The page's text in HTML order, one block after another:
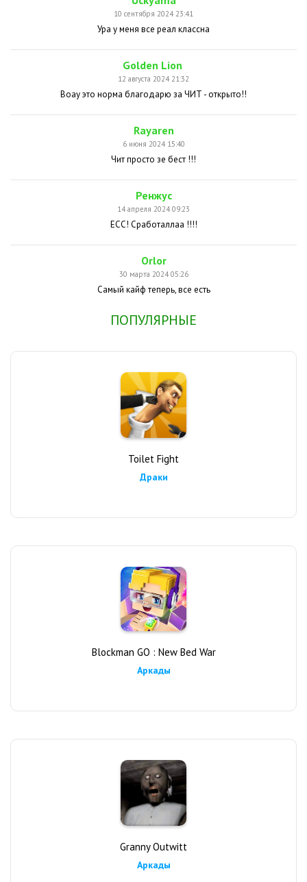
10 сентября 2024 23:41
Ура у меня все реал классна
Golden Lion
12 августа 2024 21:32
Воау это норма благодарю за ЧИТ - открыто!!
Rayaren
6 июня 2024 15:40
Чит просто зе бест !!!
Ренжус
14 апреля 2024 09:23
ЕСС! Сработаллаа !!!!
Orlor
30 марта 2024 05:26
Самый кайф теперь, все есть
ПОПУЛЯРНЫЕ
Toilet Fight
Драки
Blockman GO : New Bed War
Аркады
Granny Outwitt
Аркады